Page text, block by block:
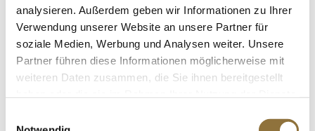
analysieren. Außerdem geben wir Informationen zu Ihrer
Verwendung unserer Website an unsere Partner für
soziale Medien, Werbung und Analysen weiter. Unsere
Partner führen diese Informationen möglicherweise mit
weiteren Daten zusammen, die Sie ihnen bereitgestellt
LEBENSMITTELKENNZEICHNUNGEN
€ 82,69* / kg